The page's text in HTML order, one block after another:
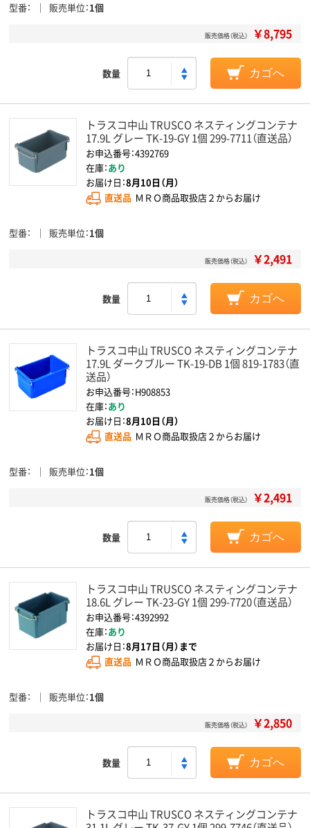
型番 販売単位 1個
販売価格（税込） ￥8,795
数量 カゴへ
トラスコ中山 TRUSCO ネスティングコンテナ
17.9L グレー TK-19-GY 1個 299-7711（直送品）
お申込番号：4392769
在庫：あり
お届け日：8月10日（月）
直送品 ＭＲＯ商品取扱店２からお届け
型番 販売単位 1個
販売価格（税込） ￥2,491
数量 カゴへ
トラスコ中山 TRUSCO ネスティングコンテナ
17.9L ダークブルー TK-19-DB 1個 819-1783（直
送品）
お申込番号：H908853
在庫：あり
お届け日：8月10日（月）
直送品 ＭＲＯ商品取扱店２からお届け
型番 販売単位 1個
販売価格（税込） ￥2,491
数量 カゴへ
トラスコ中山 TRUSCO ネスティングコンテナ
18.6L グレー TK-23-GY 1個 299-7720（直送品）
お申込番号：4392992
在庫：あり
お届け日：8月17日（月）まで
直送品 ＭＲＯ商品取扱店２からお届け
型番 販売単位 1個
販売価格（税込） ￥2,850
数量 カゴへ
トラスコ中山 TRUSCO ネスティングコンテナ